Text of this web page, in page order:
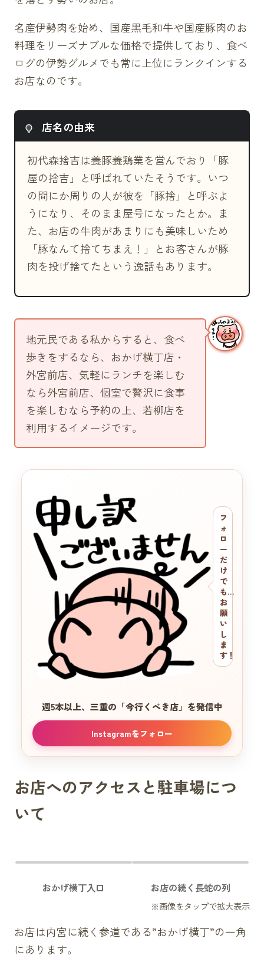
名産伊勢肉を始め、国産黒毛和牛や国産豚肉のお
料理をリーズナブルな価格で提供しており、食べ
ログの伊勢グルメでも常に上位にランクインする
お店なのです。
店名の由来
初代森捨吉は養豚養鶏業を営んでおり「豚
屋の捨吉」と呼ばれていたそうです。いつ
の間にか周りの人が彼を「豚捨」と呼ぶよ
うになり、そのまま屋号になったとか。ま
た、お店の牛肉があまりにも美味しいため
「豚なんて捨てちまえ！」とお客さんが豚
肉を投げ捨てたという逸話もあります。
地元民である私からすると、食べ
歩きをするなら、おかげ横丁店・
外宮前店、気軽にランチを楽しむ
なら外宮前店、個室で贅沢に食事
を楽しむなら予約の上、若柳店を
利用するイメージです。
フ
ォ
ロ
ー
だ
け
で
も…
お
願
い
し
ま
す！
週5本以上、三重の 「今行くべき店」を発信中
Instagramをフォロー
お店へのアクセスと駐車場につ
いて
おかげ横丁入口 お店の続く長蛇の列
お店は内宮に続く参道である”おかげ横丁”の一角
にあります。